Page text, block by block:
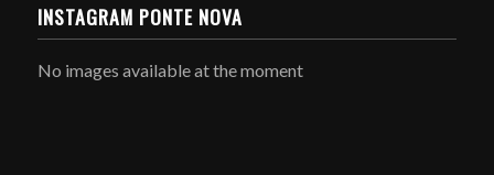
INSTAGRAM PONTE NOVA
No images available at the moment